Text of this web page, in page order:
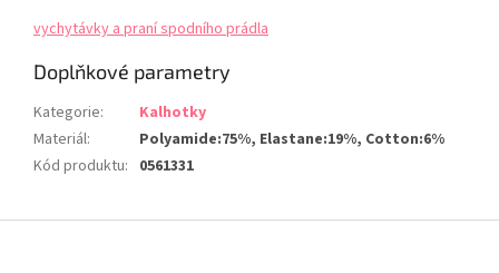
vychytávky a praní spodního prádla
Doplňkové parametry
Kategorie:
Kalhotky
Materiál:
Polyamide:75%, Elastane:19%, Cotton:6%
Kód produktu: 0561331